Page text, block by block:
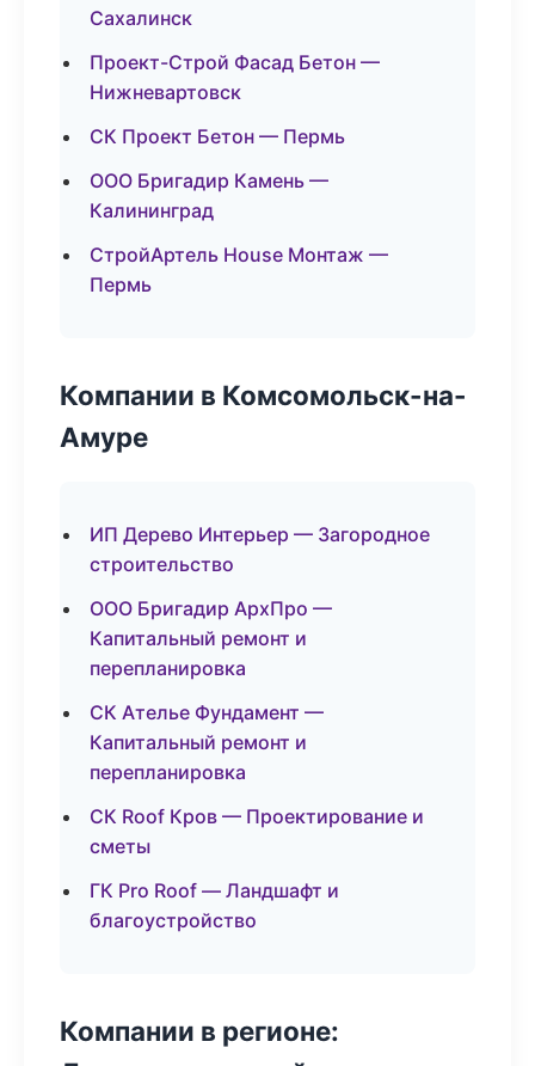
Сахалинск
Проект-Строй Фасад Бетон —
Нижневартовск
СК Проект Бетон — Пермь
ООО Бригадир Камень —
Калининград
СтройАртель House Монтаж —
Пермь
Компании в Комсомольск-на-
Амуре
ИП Дерево Интерьер — Загородное
строительство
ООО Бригадир АрхПро —
Капитальный ремонт и
перепланировка
СК Ателье Фундамент —
Капитальный ремонт и
перепланировка
СК Roof Кров — Проектирование и
сметы
ГК Pro Roof — Ландшафт и
благоустройство
Компании в регионе: